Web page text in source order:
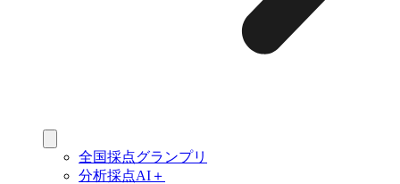
全国採点グランプリ
分析採点AI＋